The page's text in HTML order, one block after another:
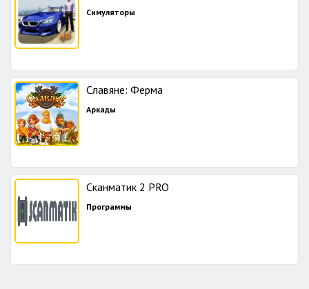
Симуляторы
Славяне: Ферма
Аркады
Сканматик 2 PRO
Программы